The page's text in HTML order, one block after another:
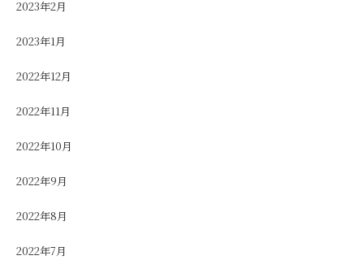
2023年2月
2023年1月
2022年12月
2022年11月
2022年10月
2022年9月
2022年8月
2022年7月